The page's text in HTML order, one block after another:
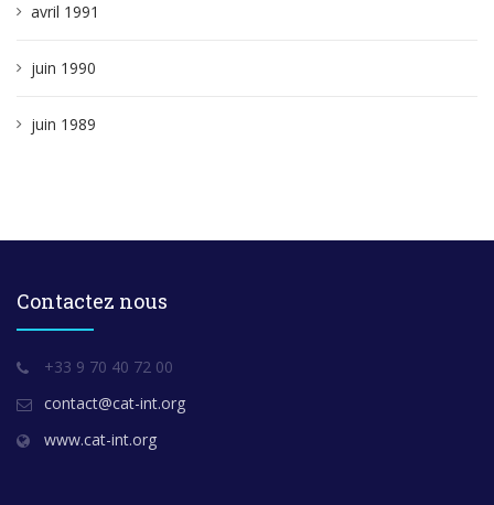
avril 1991
juin 1990
juin 1989
Contactez nous
+33 9 70 40 72 00
contact@cat-int.org
www.cat-int.org